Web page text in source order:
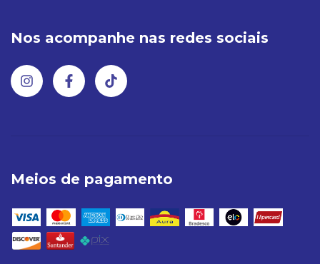
Nos acompanhe nas redes sociais
Meios de pagamento